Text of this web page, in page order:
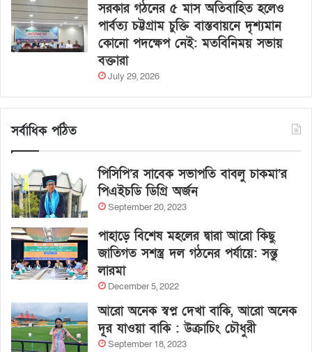
সরকার গঠনের ৫ মাস অতিবাহিত হলেও
পার্বত্য চট্টগ্রাম চুক্তি বাস্তবায়নে দৃশ্যমান
কোনো পদক্ষেপ নেই: মতবিনিময় সভায়
বক্তারা
July 29, 2026
সর্বাধিক পঠিত
পিসিপি’র সাবেক সভাপতি বাবলু চাকমা’র
পিএইচডি ডিগ্রি অর্জন
September 20, 2023
পাহাড়ে বিশেষ মহলের দ্বারা আরো কিছু
জাতিগত সশস্ত্র দল গঠনের পর্যায়ে: সন্তু
লারমা
December 5, 2022
আরো অনেক স্বপ্ন দেখা বাকি, আরো অনেক
দূর যাওয়া বাকি : উক্রাচিং চৌধুরী
September 18, 2023